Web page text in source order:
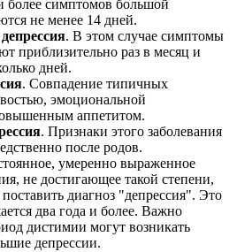
более симптомов большой
не менее 14 дней.
. В этом случае симптомы
приблизительно раз в месяц и
дней.
. Совпадение типичных
эмоциональной
аппетитом.
. Признаки этого заболевания
после родов.
умеренно выраженное
не достигающее такой степени,
диагноз "депрессия". Это
два года и более. Важно
дистимии могут возникать
депрессии.